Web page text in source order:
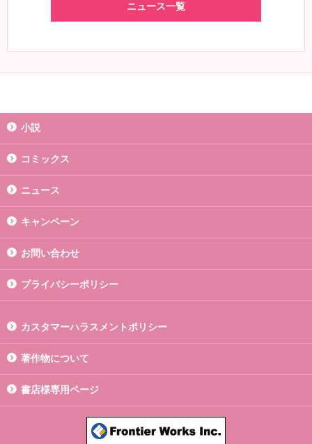
ニュース一覧
小説
コミックス
ニュース
キャンペーン
お問い合わせ
プライバシーポリシー
カスタマーハラスメントポリシー
著作物について
書店様専用ページ